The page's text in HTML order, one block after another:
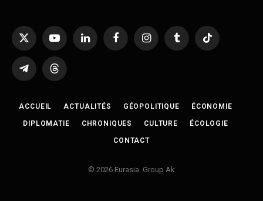
X
YouTubeLinkedIn FacebookInstagramTumblr TikTok
TelegramThreads
ACCUEIL ACTUALITÉS GÉOPOLITIQUE ÉCONOMIE
DIPLOMATIE CHRONIQUES CULTURE ÉCOLOGIE
CONTACT
© 2026 Eurasia. Group Ak